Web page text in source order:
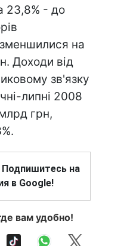
23,8% - до
зменшилися на
Доходи від
зв'язку
липні 2008
грн,
Подпишитесь на
в Google!
вам удобно!